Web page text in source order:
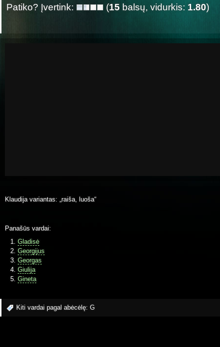
Patiko? Įvertink:
(15 balsų, vidurkis: 1.80)
Klaudija variantas: „raiša, luoša“
Panašūs vardai:
Gladisė
Georgijus
Georgas
Giulija
Gineta
Kiti vardai pagal abėcėlę: G